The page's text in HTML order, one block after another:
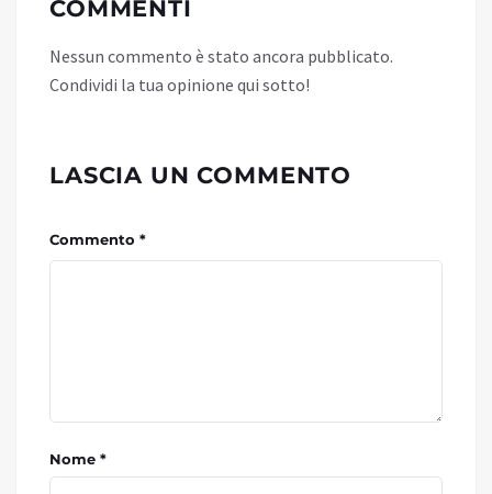
COMMENTI
Nessun commento è stato ancora pubblicato.
Condividi la tua opinione qui sotto!
LASCIA UN COMMENTO
Commento *
Nome *